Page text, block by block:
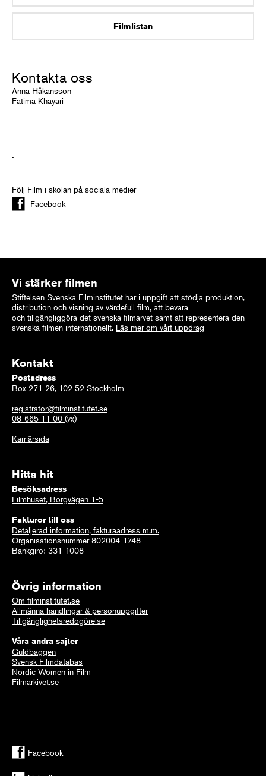
Filmlistan
Kontakta oss
Anna Håkansson
Fatima Khayari
.
Följ Film i skolan på sociala medier
Facebook
Vi stärker filmen
Stiftelsen Svenska Filminstitutet har i uppgift att stödja produktion,
distribution och visning av värdefull film, att bevara
och tillgängliggöra det svenska filmarvet samt att representera den
svenska filmen internationellt. Läs mer om vårt uppdrag
Kontakt
Postadress
Box 271 26, 102 52 Stockholm
registrator@filminstitutet.se
08-665 11 00 (vx)
Karriärsida
Hitta hit
Besöksadress
Filmhuset, Borgvägen 1-5
Fakturor till oss
Detaljerad information, fakturaadress m.m.
Organisationsnummer 802004-1748
Bankgiro: 331-1008
Övrig information
Om filminstitutet.se
Allmänna handlingar & personuppgifter
Tillgänglighetsredogörelse
Våra andra sajter
Guldbaggen
Svensk Filmdatabas
Nordic Women in Film
Filmarkivet.se
Facebook